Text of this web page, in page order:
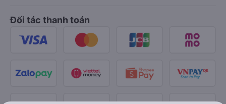
Đối tác thanh toán